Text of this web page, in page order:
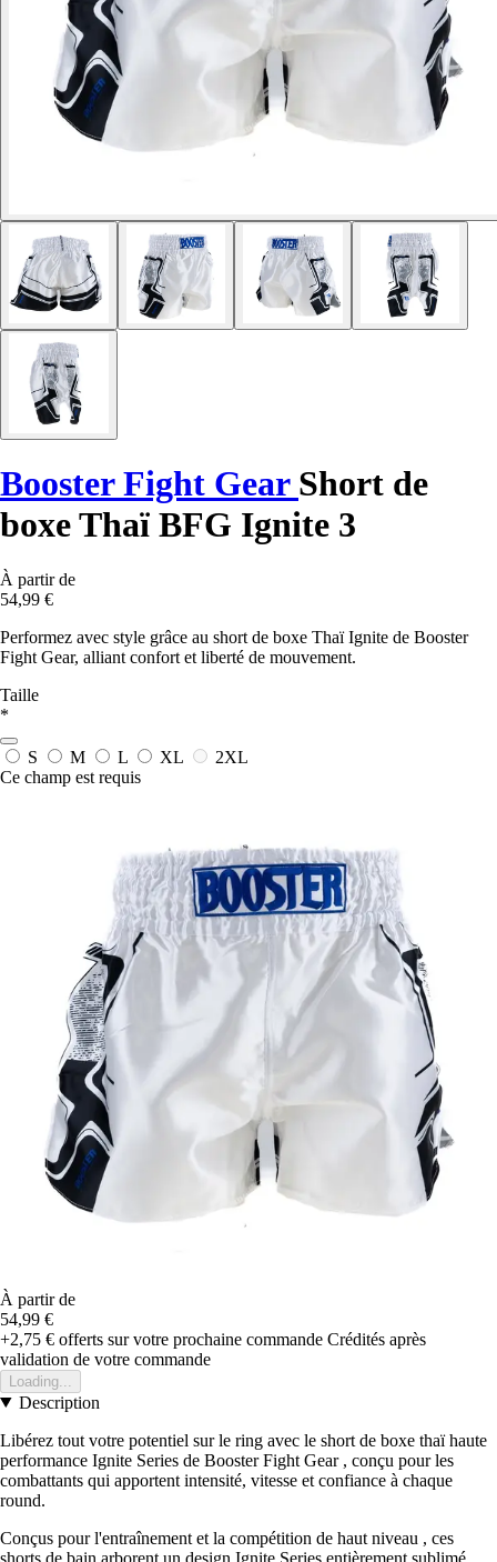
Booster Fight Gear Short de
boxe Thaï BFG Ignite 3
À partir de
54,99 €
Performez avec style grâce au short de boxe Thaï Ignite de Booster
Fight Gear, alliant confort et liberté de mouvement.
Taille
*
S M L XL
2XL
Ce champ est requis
À partir de
54,99 €
+2,75 € offerts sur votre prochaine commande Crédités après
validation de votre commande
Loading...
Description
Libérez tout votre potentiel sur le ring avec le short de boxe thaï haute
performance Ignite Series de Booster Fight Gear , conçu pour les
combattants qui apportent intensité, vitesse et confiance à chaque
round.
Conçus pour l'entraînement et la compétition de haut niveau , ces
shorts de bain arborent un design Ignite Series entièrement sublimé ,